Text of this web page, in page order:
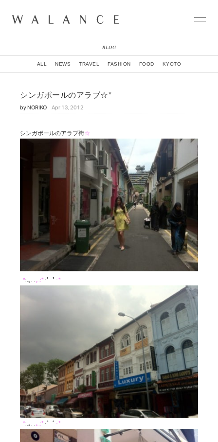
COLLECTION
CITY
NEIGHBORHOOD
NATURAL DYE COLLECTION
NEWS
STOCKIST
CONTACT
BRAND OFFICIAL INSTAGRAM
DIRECTOR’S INSTAGRAM
BLOG
ALL NEWS TRAVEL FASHION FOOD KYOTO
シンガポールのアラブ☆*
byNORIKO Apr 13, 2012
シンガポールのアラブ街☆
*:.｡. . ｡.:* ･゜ﾟ ･*
*:.｡. . ｡.:* ･゜ﾟ ･*